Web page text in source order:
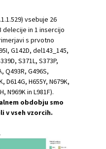
vsebuje 26
delecije in 1 insercijo
s prvotno
G142D, del143_145,
S371L, S373P,
Q493R, G496S,
D614G, H655Y, N679K,
N969K in L981F).
obdobju smo
v vseh vzorcih.